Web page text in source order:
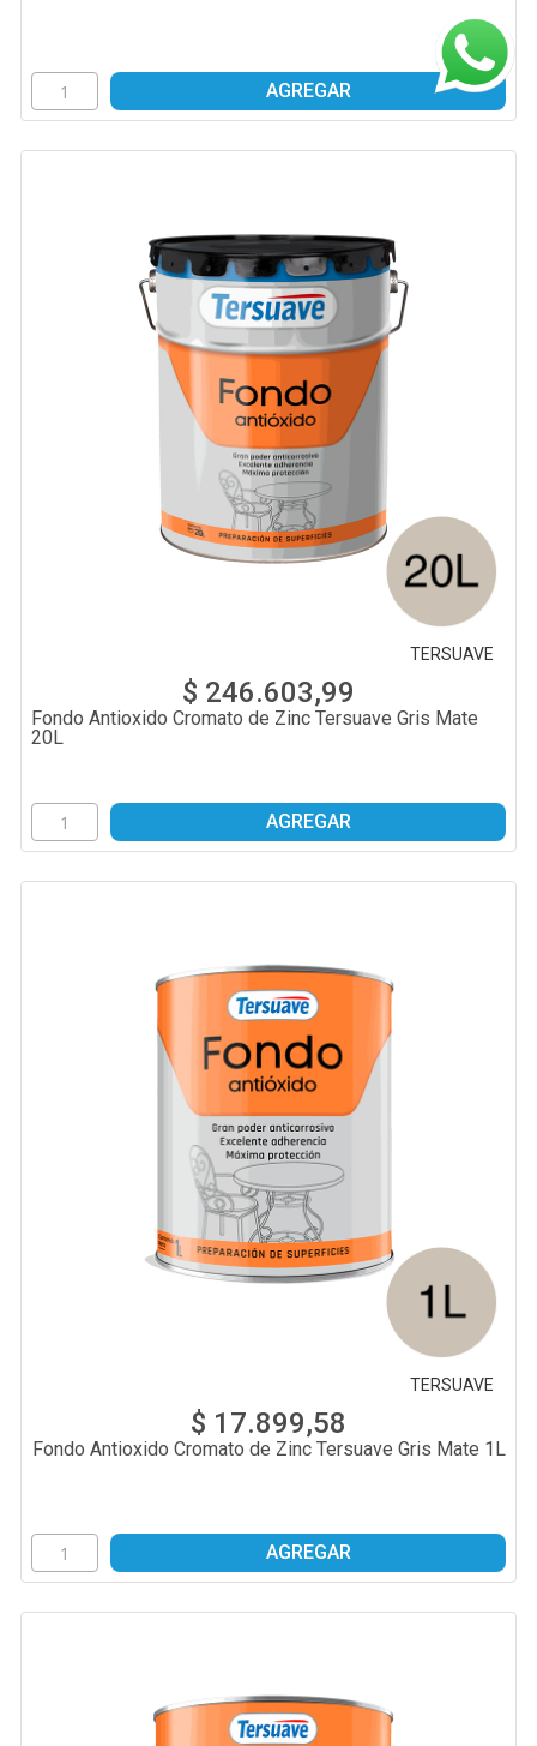
AGREGAR
TERSUAVE
$ 246.603,99
Fondo Antioxido Cromato de Zinc Tersuave Gris Mate
20L
AGREGAR
TERSUAVE
$ 17.899,58
Fondo Antioxido Cromato de Zinc Tersuave Gris Mate 1L
AGREGAR